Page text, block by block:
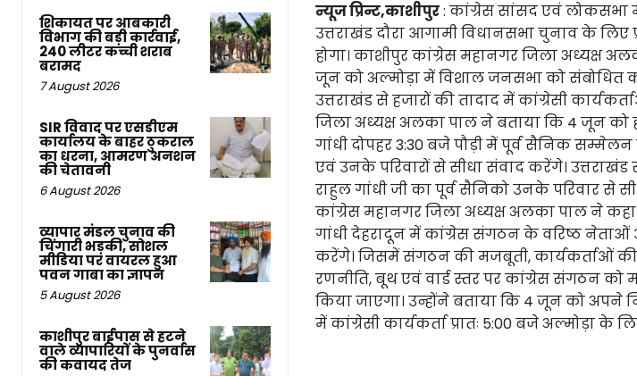
शिकायत पर आबकारी
विभाग की बड़ी कार्रवाई,
240 लीटर कच्ची शराब
बरामद
7 August 2026
SIR विवाद पर एसडीएम
कार्यालय के बाहर ठुकराल
का धरना, आमरण अनशन
की चेतावनी
6 August 2026
व्यापार मंडल चुनाव की
चिंगारी भड़की, सोशल
मीडिया पर वायरल हुआ
पवन गाबा का ज्ञापन
5 August 2026
काशीपुर बाईपास से हटने
वाले व्यापारियों के पुनर्वास
की कवायद तेज
न्यूज प्रिन्ट,काशीपुर: कांग्रेस सांसद एवं लोकसभा में
उत्तराखंड दौरा आगामी विधानसभा चुनाव के लिए
होगा। काशीपुर कांग्रेस महानगर जिला अध्यक्ष
जून को अल्मोड़ा में विशाल जनसभा को संबोधित
उत्तराखंड से हजारों की तादाद में कांग्रेसी
जिला अध्यक्ष अलका पाल ने बताया कि 4 जून को
गांधी दोपहर 3:30 बजे पौड़ी में पूर्व सैनिक
एवं उनके परिवारों से सीधा संवाद करेंगे।
राहुल गांधी जी का पूर्व सैनिको उनके परिवार से
कांग्रेस महानगर जिला अध्यक्ष अलका पाल ने कहा
गांधी देहरादून में कांग्रेस संगठन के वरिष्ठ
करेंगे। जिसमें संगठन की मजबूती, कार्यकर्ताओं
रणनीति, बूथ एवं वार्ड स्तर पर कांग्रेस संगठन
किया जाएगा। उन्होंने बताया कि 4 जून को अपने
में कांग्रेसी कार्यकर्ता प्रातः 5:00 बजे अल्मोड़ा के